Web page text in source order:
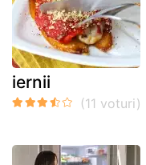
iernii